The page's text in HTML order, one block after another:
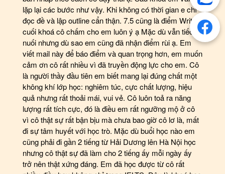
lặp lại các bước như vậy. Khi không có thời gian e chỉ
đọc đề và lập outline cẩn thận. 7.5 cũng là điểm Writing
cuối khoá cô chấm cho em luôn ý ạ Mặc dù vẫn tiếc
nuối nhưng dù sao em cũng đã nhận điểm rùi ạ. Em
viết mail này để báo điểm và quan trọng hơn, em muốn
cảm ơn cô rất nhiều vì đã truyền động lực cho em. Cô
là người thầy đầu tiên em biết mang lại đúng chất một
không khí lớp học: nghiêm túc, cực chất lượng, hiệu
quả nhưng rất thoải mái, vui vẻ. Cô luôn toả ra năng
lượng rất tích cực, đó là điều em rất ngưỡng mộ ở cô
vì cô thật sự rất bận bịu mà chưa bao giờ cô lơ là, mất
đi sự tâm huyết với học trò. Mặc dù buổi học nào em
cũng phải đi gần 2 tiếng từ Hải Dương lên Hà Nội học
nhưng cô thật sự đã làm cho 2 tiếng ấy mỗi ngày ấy
trở nên thật xứng đáng. Em đã học được từ cô rất